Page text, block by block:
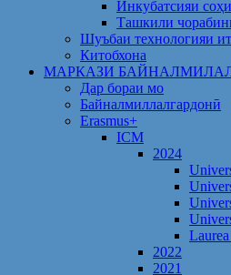
Инкубатсияи
Ташкили
Шуъбаи технологияи
Китобхона
МАРКАЗИ
Дар бораи мо
Байналмиллалгардонӣ
Erasmus+
ICM
2024
2022
2021